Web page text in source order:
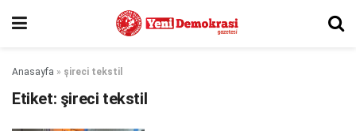
Anasayfa » şireci tekstil
Etiket: şireci tekstil